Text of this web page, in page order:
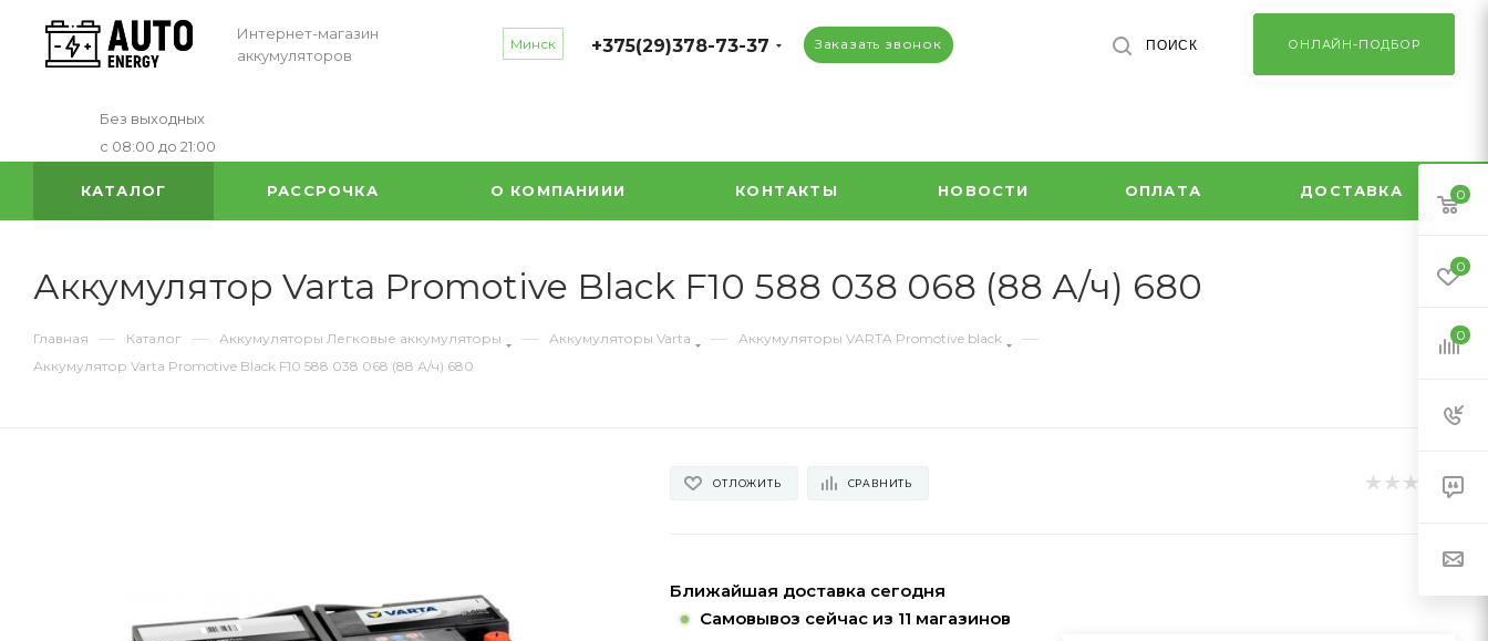
Интернет-магазин
аккумуляторов
Минск +375(29)378-73-37 Заказать звонок ОНЛАЙН-ПОДБОР
ПОИСК
Без выходных
с 08:00 до 21:00
КАТАЛОГ РАССРОЧКА О КОМПАНИИИ КОНТАКТЫ НОВОСТИ ОПЛАТА ДОСТАВКА
Аккумулятор Varta Promotive Black F10 588 038 068 (88 А/ч) 680
Главная — Каталог — Аккумуляторы Легковые аккумуляторы — Аккумуляторы Varta — Аккумуляторы VARTA Promotive black —
Аккумулятор Varta Promotive Black F10 588 038 068 (88 А/ч) 680
ОТЛОЖИТЬ СРАВНИТЬ
Ближайшая доставка сегодня
Самовывоз сейчас из 11 магазинов
0
0
0